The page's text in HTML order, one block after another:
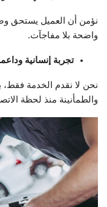
نؤمن أن العميل يستحق
واضحة بلا مفاجآت.
تجربة إنسانية
نحن لا نقدم الخدمة
والطمأنينة منذ لحظة